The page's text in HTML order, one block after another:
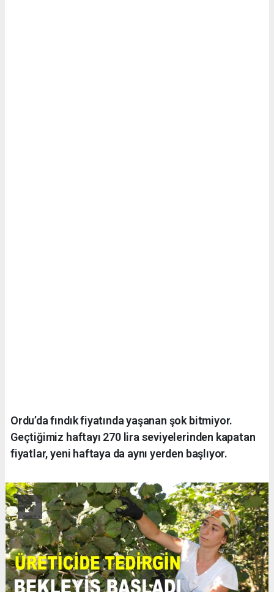
Ordu’da fındık fiyatında yaşanan şok bitmiyor.
Geçtiğimiz haftayı 270 lira seviyelerinden kapatan
fiyatlar, yeni haftaya da aynı yerden başlıyor.